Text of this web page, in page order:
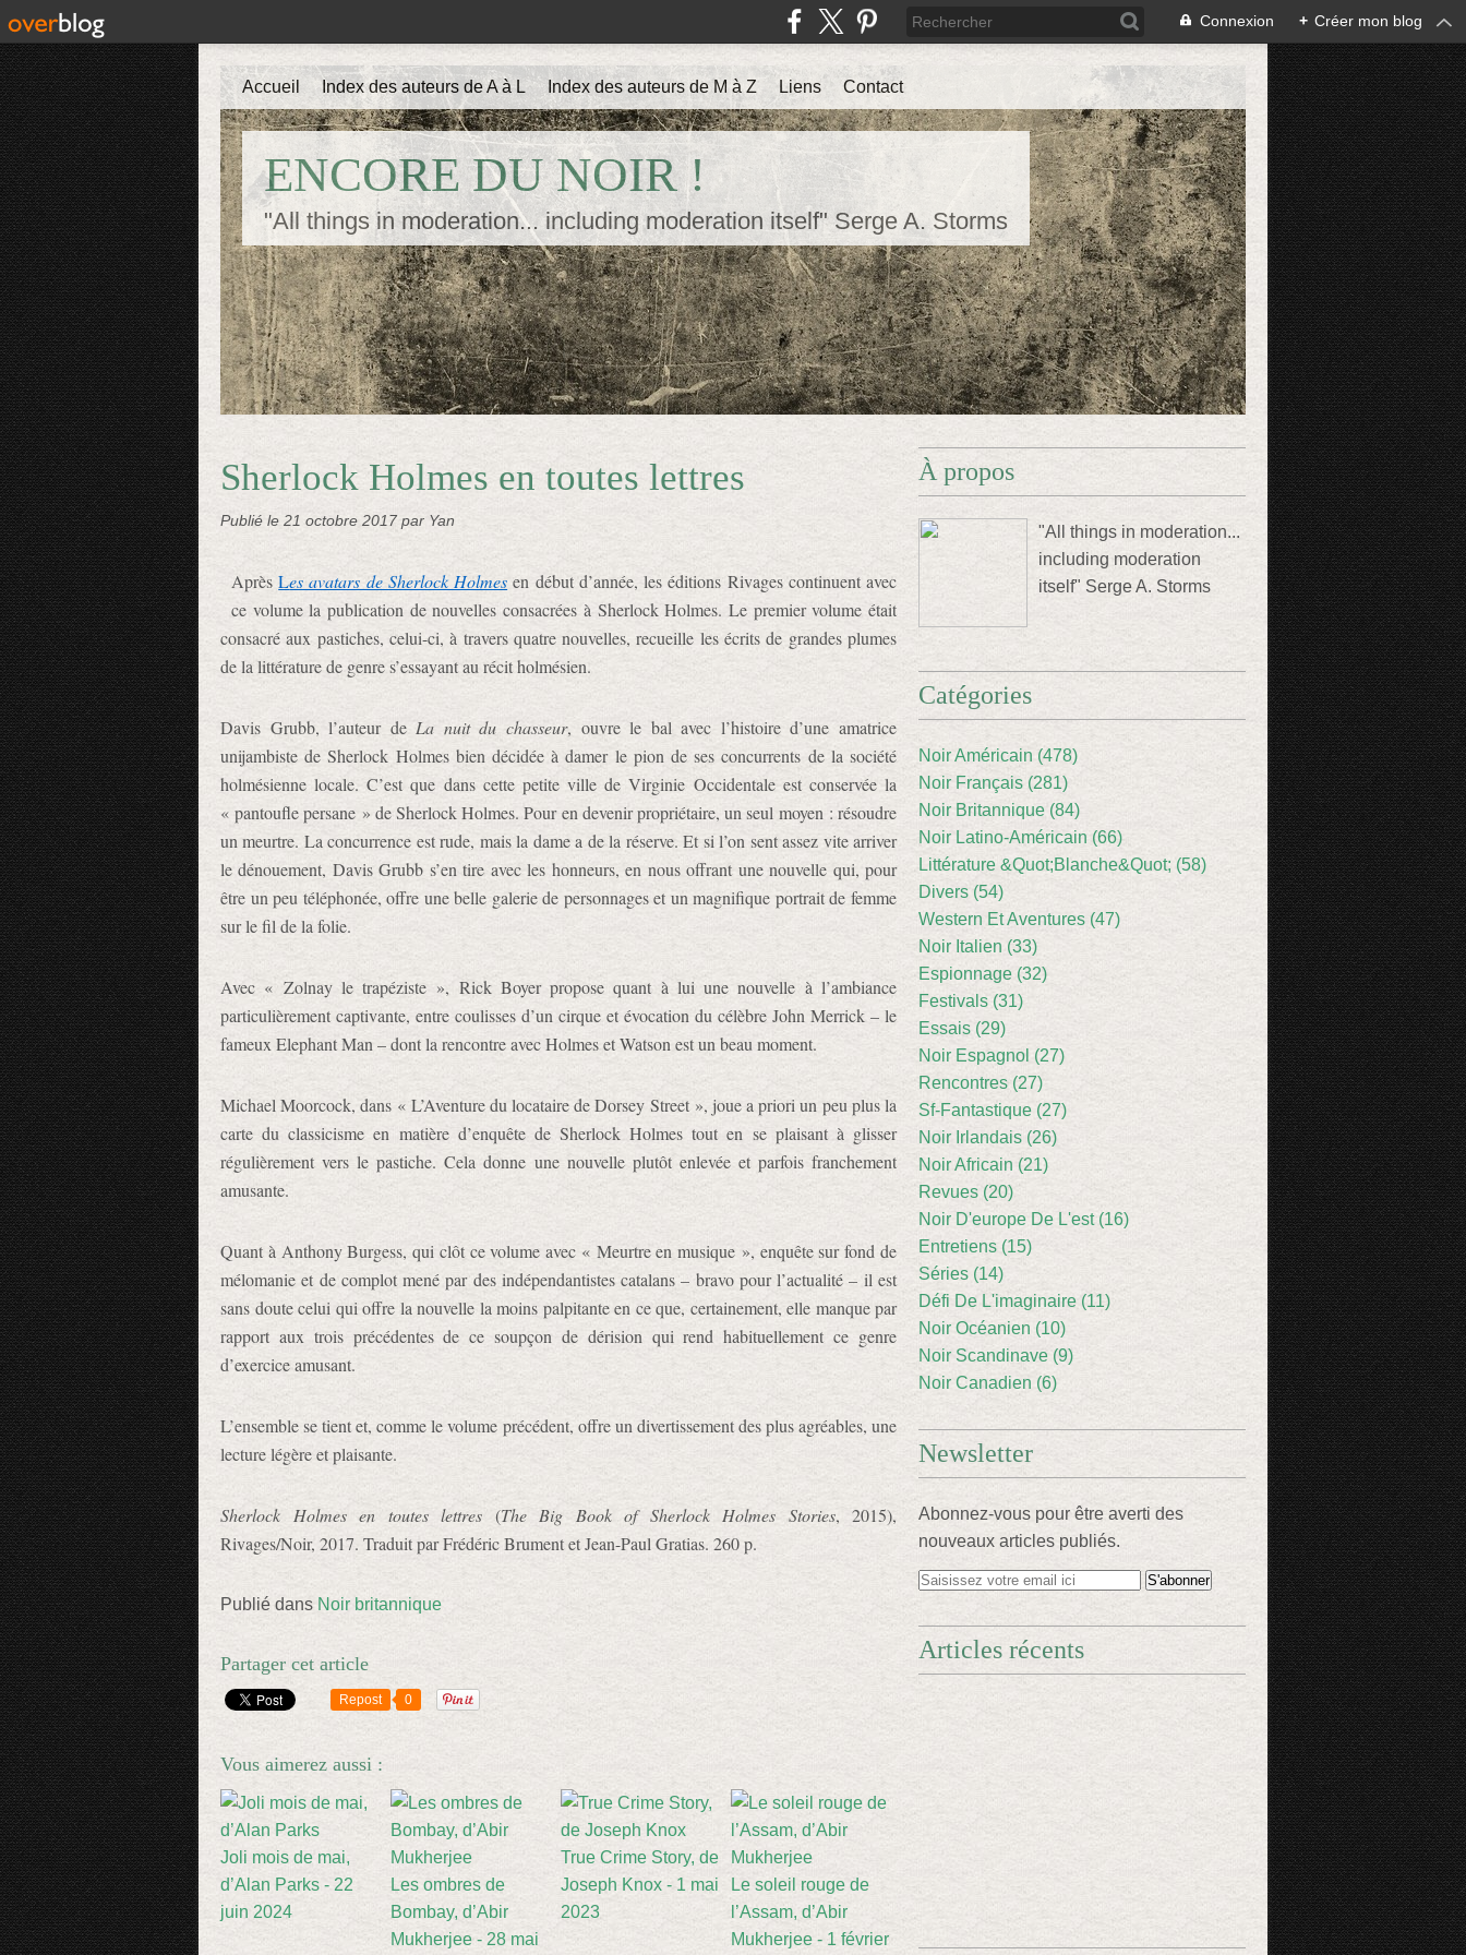
Connexion + Créer mon blog
ENCORE DU NOIR !
"All things in moderation... including moderation itself" Serge A. Storms
Accueil Index des auteurs de A à L Index des auteurs de M à Z Liens Contact
Sherlock Holmes en toutes lettres
Publié le 21 octobre 2017 par Yan
AprèsLes avatars de Sherlock Holmes en début d’année, les éditions Rivages continuent avec
ce volume la publication de nouvelles consacrées à Sherlock Holmes. Le premier volume était
consacré aux pastiches, celui-ci, à travers quatre nouvelles, recueille les écrits de grandes plumes
de la littérature de genre s’essayant au récit holmésien.
Davis Grubb, l’auteur deLa nuit du chasseur, ouvre le bal avec l’histoire d’une amatrice
unijambiste de Sherlock Holmes bien décidée à damer le pion de ses concurrents de la société
holmésienne locale. C’est que dans cette petite ville de Virginie Occidentale est conservée la
« pantoufle persane » de Sherlock Holmes. Pour en devenir propriétaire, un seul moyen : résoudre
un meurtre. La concurrence est rude, mais la dame a de la réserve. Et si l’on sent assez vite arriver
le dénouement, Davis Grubb s’en tire avec les honneurs, en nous offrant une nouvelle qui, pour
être un peu téléphonée, offre une belle galerie de personnages et un magnifique portrait de femme
sur le fil de la folie.
Avec « Zolnay le trapéziste », Rick Boyer propose quant à lui une nouvelle à l’ambiance
particulièrement captivante, entre coulisses d’un cirque et évocation du célèbre John Merrick – le
fameux Elephant Man – dont la rencontre avec Holmes et Watson est un beau moment.
Michael Moorcock, dans « L’Aventure du locataire de Dorsey Street », joue a priori un peu plus la
carte du classicisme en matière d’enquête de Sherlock Holmes tout en se plaisant à glisser
régulièrement vers le pastiche. Cela donne une nouvelle plutôt enlevée et parfois franchement
amusante.
Quant à Anthony Burgess, qui clôt ce volume avec « Meurtre en musique », enquête sur fond de
mélomanie et de complot mené par des indépendantistes catalans – bravo pour l’actualité – il est
sans doute celui qui offre la nouvelle la moins palpitante en ce que, certainement, elle manque par
rapport aux trois précédentes de ce soupçon de dérision qui rend habituellement ce genre
d’exercice amusant.
L’ensemble se tient et, comme le volume précédent, offre un divertissement des plus agréables, une
lecture légère et plaisante.
Sherlock Holmes en toutes lettres (The Big Book of Sherlock Holmes Stories, 2015),
Rivages/Noir, 2017. Traduit par Frédéric Brument et Jean-Paul Gratias. 260 p.
Publié dans Noir britannique
Partager cet article
Repost 0
Vous aimerez aussi :
Joli mois de mai,
d’Alan Parks - 22
juin 2024
Les ombres de
Bombay, d’Abir
Mukherjee - 28 mai
True Crime Story, de
Joseph Knox - 1 mai
2023
Le soleil rouge de
l’Assam, d’Abir
Mukherjee - 1 février
À propos
"All things in moderation...
including moderation
itself" Serge A. Storms
Catégories
Noir Américain (478)
Noir Français (281)
Noir Britannique (84)
Noir Latino-Américain (66)
Littérature &Quot;Blanche&Quot; (58)
Divers (54)
Western Et Aventures (47)
Noir Italien (33)
Espionnage (32)
Festivals (31)
Essais (29)
Noir Espagnol (27)
Rencontres (27)
Sf-Fantastique (27)
Noir Irlandais (26)
Noir Africain (21)
Revues (20)
Noir D'europe De L'est (16)
Entretiens (15)
Séries (14)
Défi De L'imaginaire (11)
Noir Océanien (10)
Noir Scandinave (9)
Noir Canadien (6)
Newsletter
Abonnez-vous pour être averti des
nouveaux articles publiés.
Articles récents